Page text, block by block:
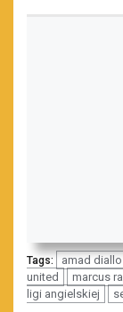
Tags: amad diallo
united
marcus
ligi angielskiej